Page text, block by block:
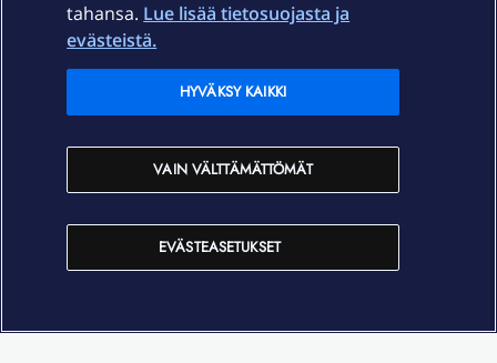
Ajankohtaista
Elisa Oyj
In English
tahansa. Lue lisää tietosuojasta ja
evästeistä.
EVÄSTEASETUKSET
VAIN VÄLTTÄMÄTTÖMÄT
HYVÄKSY KAIKKI